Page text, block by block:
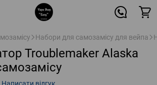
Набори для самозамісу для вейпа
Troublemaker Alaska